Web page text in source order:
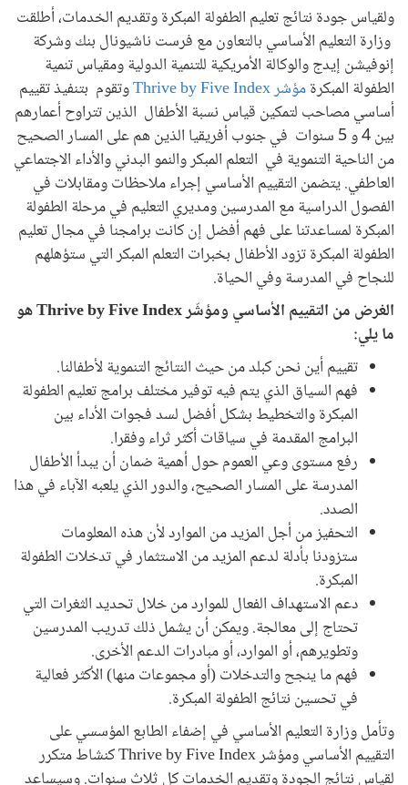
ولقياس جودة نتائج تعليم الطفولة المبكرة وتقديم الخدمات، أطلقت
وزارة التعليم الأساسي بالتعاون مع فرست ناشيونال بنك وشركة
إنوفيشن إيدج والوكالة الأمريكية للتنمية الدولية ومقياس تنمية
الطفولة المبكرةمؤشر Thrive by Five Index
وتقوم بتنفيذ تقييم
أساسي مصاحب لتمكين قياس نسبة الأطفال الذين تتراوح أعمارهم
بين 4 و 5 سنوات في جنوب أفريقيا الذين هم على المسار الصحيح
من الناحية التنموية في التعلم المبكر والنمو البدني والأداء الاجتماعي
العاطفي. يتضمن التقييم الأساسي إجراء ملاحظات ومقابلات في
الفصول الدراسية مع المدرسين ومديري التعليم في مرحلة الطفولة
المبكرة لمساعدتنا على فهم أفضل إن كانت برامجنا في مجال تعليم
الطفولة المبكرة تزود الأطفال بخبرات التعلم المبكر التي ستؤهلهم
للنجاح في المدرسة وفي الحياة.
الغرض من التقييم الأساسي ومؤشّر Thrive by Five Index هو
ما يلي:
تقييم أين نحن كبلد من حيث النتائج التنموية لأطفالنا.
فهم السياق الذي يتم فيه توفير مختلف برامج تعليم الطفولة
المبكرة والتخطيط بشكل أفضل لسد فجوات الأداء بين
البرامج المقدمة في سياقات أكثر ثراء وفقرا.
رفع مستوى وعي العموم حول أهمية ضمان أن يبدأ الأطفال
المدرسة على المسار الصحيح، والدور الذي يلعبه الآباء في هذا
الصدد.
التحفيز من أجل المزيد من الموارد لأن هذه المعلومات
ستزودنا بأدلة لدعم المزيد من الاستثمار في تدخلات الطفولة
المبكرة.
دعم الاستهداف الفعال للموارد من خلال تحديد الثغرات التي
تحتاج إلى معالجة. ويمكن أن يشمل ذلك تدريب المدرسين
وتطويرهم، أو الموارد، أو مبادرات الدعم الأخرى.
فهم ما ينجح والتدخلات (أو مجموعات منها) الأكثر فعالية
في تحسين نتائج الطفولة المبكرة.
وتأمل وزارة التعليم الأساسي في إضفاء الطابع المؤسسي على
التقييم الأساسي ومؤشر Thrive by Five Index كنشاط متكرر
لقياس نتائج الجودة وتقديم الخدمات كل ثلاث سنوات. وسيساعد